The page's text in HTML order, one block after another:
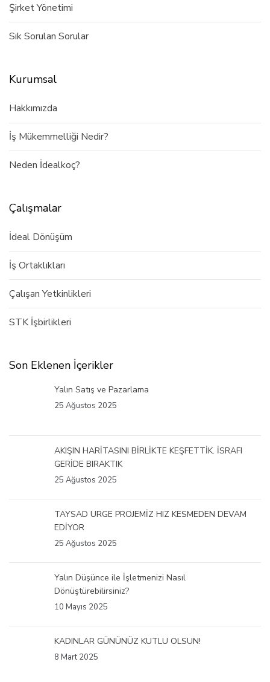
Şirket Yönetimi
Sık Sorulan Sorular
Kurumsal
Hakkımızda
İş Mükemmelliği Nedir?
Neden İdealkoç?
Çalışmalar
İdeal Dönüşüm
İş Ortaklıkları
Çalışan Yetkinlikleri
STK İşbirlikleri
Son Eklenen İçerikler
Yalın Satış ve Pazarlama
25 Ağustos 2025
AKIŞIN HARİTASINI BİRLİKTE KEŞFETTİK. İSRAFI
GERİDE BIRAKTIK
25 Ağustos 2025
TAYSAD URGE PROJEMİZ HIZ KESMEDEN DEVAM
EDİYOR
25 Ağustos 2025
Yalın Düşünce ile İşletmenizi Nasıl
Dönüştürebilirsiniz?
10 Mayıs 2025
KADINLAR GÜNÜNÜZ KUTLU OLSUN!
8 Mart 2025